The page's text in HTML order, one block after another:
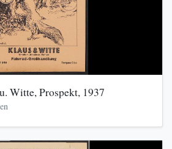
Witte, Prospekt, 1937